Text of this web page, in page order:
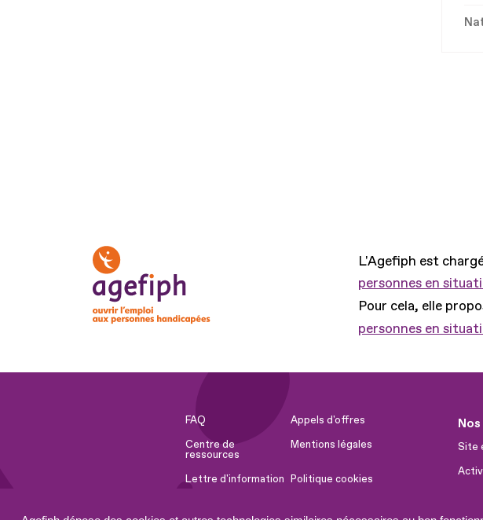
L'Agefiph est
personnes en
Pour cela, elle
personnes en
FAQ
Appels d'offres
Centre de
ressources
Mentions légales
Lettre d'information
Politique cookies
Site